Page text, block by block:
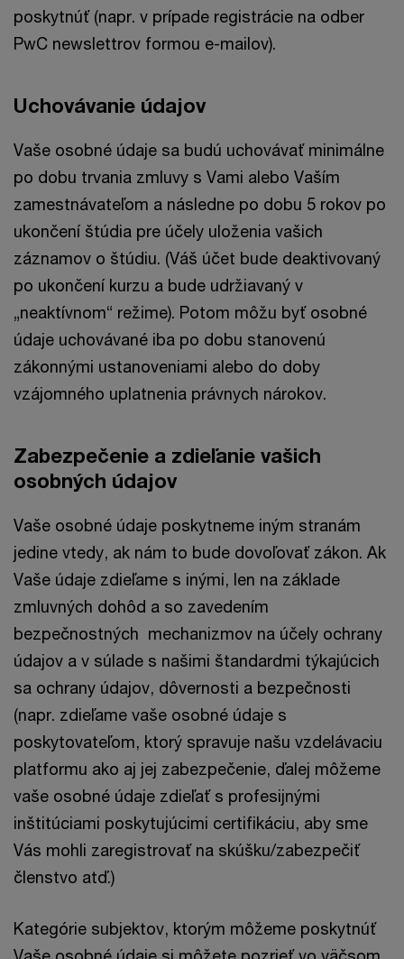
poskytnúť (napr. v prípade registrácie na odber
PwC newslettrov formou e-mailov).
Uchovávanie údajov
Vaše osobné údaje sa budú uchovávať minimálne
po dobu trvania zmluvy s Vami alebo Vaším
zamestnávateľom a následne po dobu 5 rokov po
ukončení štúdia pre účely uloženia vašich
záznamov o štúdiu. (Váš účet bude deaktivovaný
po ukončení kurzu a bude udržiavaný v
„neaktívnom“ režime). Potom môžu byť osobné
údaje uchovávané iba po dobu stanovenú
zákonnými ustanoveniami alebo do doby
vzájomného uplatnenia právnych nárokov.
Zabezpečenie a zdieľanie vašich
osobných údajov
Vaše osobné údaje poskytneme iným stranám
jedine vtedy, ak nám to bude dovoľovať zákon. Ak
Vaše údaje zdieľame s inými, len na základe
zmluvných dohôd a so zavedením
bezpečnostných mechanizmov na účely ochrany
údajov a v súlade s našimi štandardmi týkajúcich
sa ochrany údajov, dôvernosti a bezpečnosti
(napr. zdieľame vaše osobné údaje s
poskytovateľom, ktorý spravuje našu vzdelávaciu
platformu ako aj jej zabezpečenie, ďalej môžeme
vaše osobné údaje zdieľať s profesijnými
inštitúciami poskytujúcimi certifikáciu, aby sme
Vás mohli zaregistrovať na skúšku/zabezpečiť
členstvo atď.)
Kategórie subjektov, ktorým môžeme poskytnúť